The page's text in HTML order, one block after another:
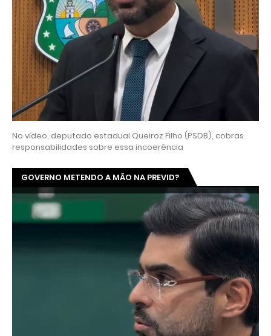
No vídeo, deputado estadual Queiroz Filho (PSDB), cobras
responsabilidades sobre essa incoerência
GOVERNO METENDO A MÃO NA PREVID?